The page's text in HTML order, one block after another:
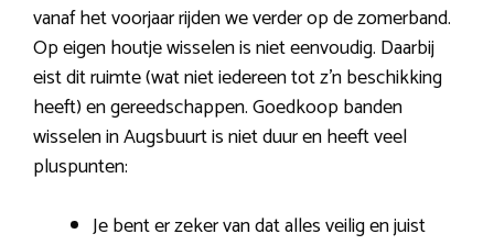
vanaf het voorjaar rijden we verder op de zomerband.
Op eigen houtje wisselen is niet eenvoudig. Daarbij
eist dit ruimte (wat niet iedereen tot z’n beschikking
heeft) en gereedschappen. Goedkoop banden
wisselen in Augsbuurt is niet duur en heeft veel
pluspunten:
Je bent er zeker van dat alles veilig en juist